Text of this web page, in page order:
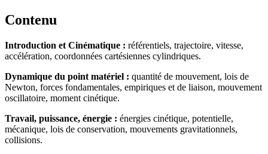
Contenu
Introduction et Cinématique : référentiels, trajectoire, vitesse,
accélération, coordonnées cartésiennes cylindriques.
Dynamique du point matériel : quantité de mouvement, lois de
Newton, forces fondamentales, empiriques et de liaison, mouvement
oscillatoire, moment cinétique.
Travail, puissance, énergie : énergies cinétique, potentielle,
mécanique, lois de conservation, mouvements gravitationnels,
collisions.